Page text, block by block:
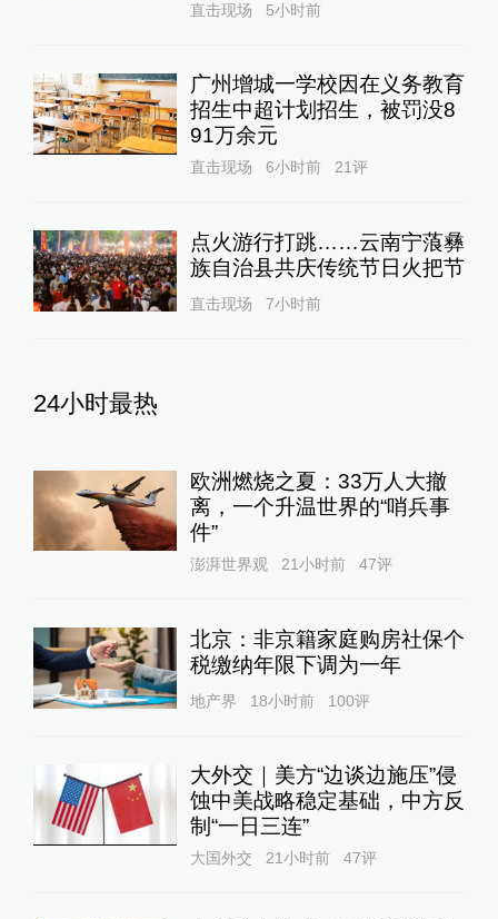
直击现场 5小时前
广州增城一学校因在义务教育
招生中超计划招生，被罚没8
91万余元
直击现场 6小时前 21评
点火游行打跳……云南宁蒗彝
族自治县共庆传统节日火把节
直击现场 7小时前
24小时最热
欧洲燃烧之夏：33万人大撤
离，一个升温世界的“哨兵事
件”
澎湃世界观 21小时前 47评
北京：非京籍家庭购房社保个
税缴纳年限下调为一年
地产界 18小时前 100评
大外交｜美方“边谈边施压”侵
蚀中美战略稳定基础，中方反
制“一日三连”
大国外交 21小时前 47评